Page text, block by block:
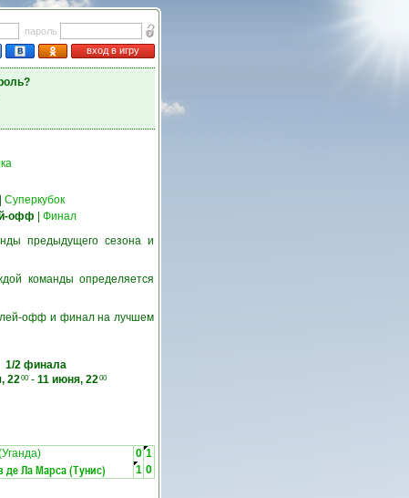
пароль
вход в игру
Суперкубок
офф
Финал
предыдущего сезона и
команды определяется
плей-офф и финал на лучшем
1/2 финала
2200- 11 июня, 2200
0 1
де Ла Марса (Тунис) 1 0